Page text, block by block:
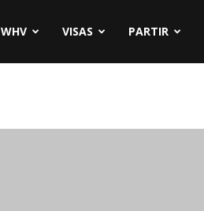
WHV VISAS PARTIR